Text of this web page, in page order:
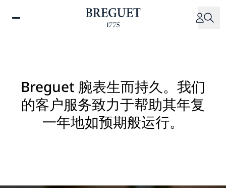
Breguet 腕表生而持久。我们
的客户服务致力于帮助其年复
一年地如预期般运行。